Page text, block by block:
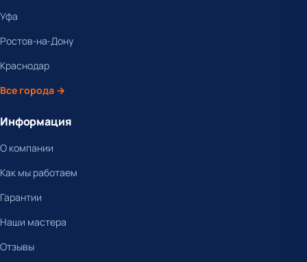
Уфа
Ростов-на-Дону
Краснодар
Все города →
Информация
О компании
Как мы работаем
Гарантии
Наши мастера
Отзывы